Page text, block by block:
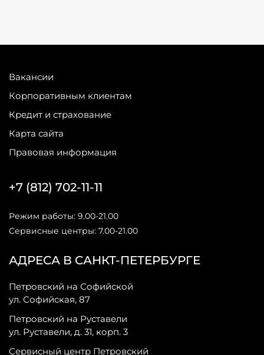
Вакансии
Корпоративным клиентам
Кредит и страхование
Карта сайта
Правовая информация
АДРЕСА В САНКТ-ПЕТЕРБУРГЕ
Петровский на Софийской
ул. Софийская, 87
Петровский на Руставели
ул. Руставели, д. 31, корп. 3
Сервисный центр Петровский
+7 (812) 702-11-11
Режим работы: 9.00-21.00
Сервисные центры: 7.00-21.00